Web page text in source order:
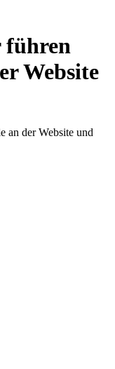
führen
Website
an der Website und